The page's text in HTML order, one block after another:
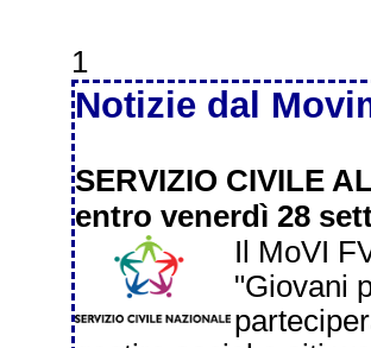
1
Notizie dal
SERVIZIO CIVILE
entro venerdì 28
Il MoVI
"Giovani